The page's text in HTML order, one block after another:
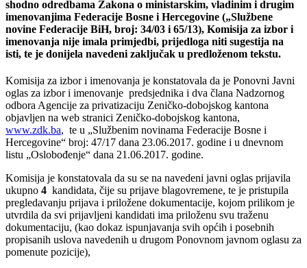
shodno odredbama Zakona o ministarskim, vladinim i drugim
imenovanjima Federacije Bosne i Hercegovine („Službene
novine Federacije BiH, broj: 34/03 i 65/13), Komisija za izbor i
imenovanja nije imala primjedbi, prijedloga niti sugestija na
isti, te je donijela navedeni zaključak u predloženom tekstu.
Komisija za izbor i imenovanja je konstatovala da je Ponovni Javni
oglas za izbor i imenovanje predsjednika i dva člana Nadzornog
odbora Agencije za privatizaciju Zeničko-dobojskog kantona
objavljen na web stranici Zeničko-dobojskog kantona,
www.zdk.ba, te u „Službenim novinama Federacije Bosne i
Hercegovine“ broj: 47/17 dana 23.06.2017. godine i u dnevnom
listu „Oslobođenje“ dana 21.06.2017. godine.
Komisija je konstatovala da su se na navedeni javni oglas prijavila
ukupno 4 kandidata, čije su prijave blagovremene, te je pristupila
pregledavanju prijava i priložene dokumentacije, kojom prilikom je
utvrdila da svi prijavljeni kandidati ima priloženu svu traženu
dokumentaciju, (kao dokaz ispunjavanja svih općih i posebnih
propisanih uslova navedenih u drugom Ponovnom javnom oglasu za
pomenute pozicije),